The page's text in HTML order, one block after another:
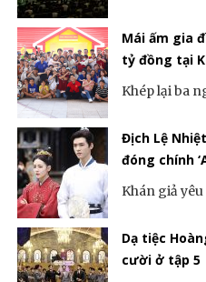
Mái ấm gia
tỷ đồng tại
Khép lại ba
Địch Lệ
đóng chính
Khán giả
Dạ tiệc
cười ở tập 5